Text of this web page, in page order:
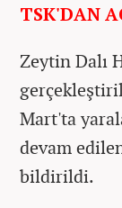
TSK'DAN
Zeytin Dalı
Mart'ta
devam
bildirildi.